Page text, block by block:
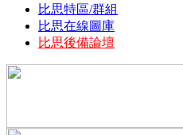
比思特區/群組
比思在線圖庫
比思後備論壇